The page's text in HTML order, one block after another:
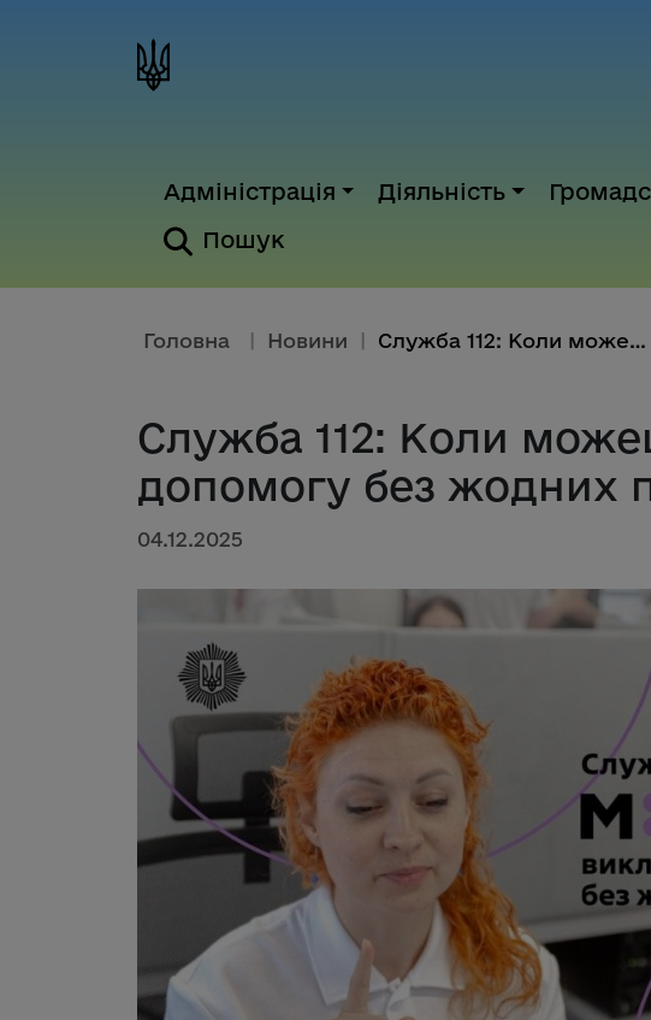
Адміністрація Діяльність
Пошук
Головна Новини Служба 112: Коли можеш виклика...
Служба 112: Коли
допомогу без жодних
04.12.2025